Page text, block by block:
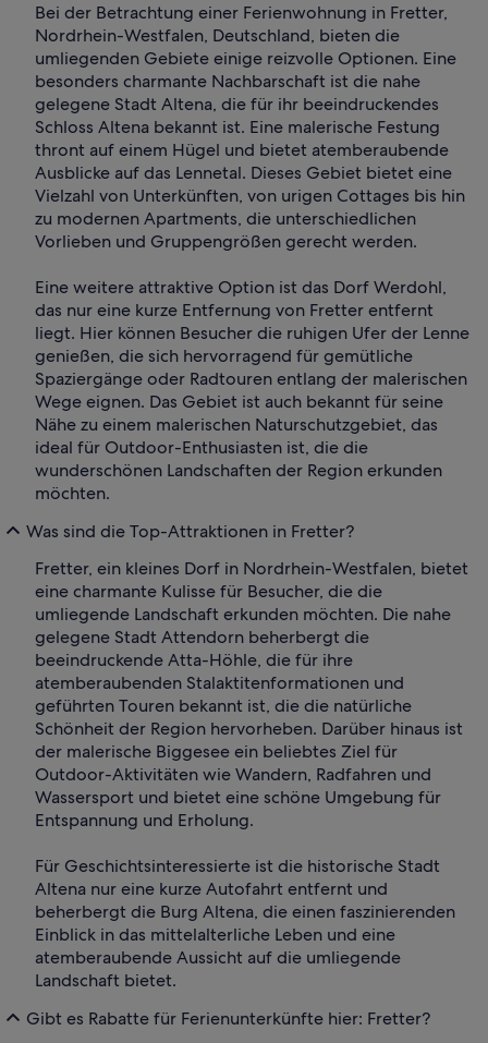
Bei der Betrachtung einer Ferienwohnung in Fretter,
Nordrhein-Westfalen, Deutschland, bieten die
umliegenden Gebiete einige reizvolle Optionen. Eine
besonders charmante Nachbarschaft ist die nahe
gelegene Stadt Altena, die für ihr beeindruckendes
Schloss Altena bekannt ist. Eine malerische Festung
thront auf einem Hügel und bietet atemberaubende
Ausblicke auf das Lennetal. Dieses Gebiet bietet eine
Vielzahl von Unterkünften, von urigen Cottages bis hin
zu modernen Apartments, die unterschiedlichen
Vorlieben und Gruppengrößen gerecht werden.
Eine weitere attraktive Option ist das Dorf Werdohl,
das nur eine kurze Entfernung von Fretter entfernt
liegt. Hier können Besucher die ruhigen Ufer der Lenne
genießen, die sich hervorragend für gemütliche
Spaziergänge oder Radtouren entlang der malerischen
Wege eignen. Das Gebiet ist auch bekannt für seine
Nähe zu einem malerischen Naturschutzgebiet, das
ideal für Outdoor-Enthusiasten ist, die die
wunderschönen Landschaften der Region erkunden
möchten.
Was sind die Top-Attraktionen in Fretter?
Fretter, ein kleines Dorf in Nordrhein-Westfalen, bietet
eine charmante Kulisse für Besucher, die die
umliegende Landschaft erkunden möchten. Die nahe
gelegene Stadt Attendorn beherbergt die
beeindruckende Atta-Höhle, die für ihre
atemberaubenden Stalaktitenformationen und
geführten Touren bekannt ist, die die natürliche
Schönheit der Region hervorheben. Darüber hinaus ist
der malerische Biggesee ein beliebtes Ziel für
Outdoor-Aktivitäten wie Wandern, Radfahren und
Wassersport und bietet eine schöne Umgebung für
Entspannung und Erholung.
Für Geschichtsinteressierte ist die historische Stadt
Altena nur eine kurze Autofahrt entfernt und
beherbergt die Burg Altena, die einen faszinierenden
Einblick in das mittelalterliche Leben und eine
atemberaubende Aussicht auf die umliegende
Landschaft bietet.
Gibt es Rabatte für Ferienunterkünfte hier: Fretter?